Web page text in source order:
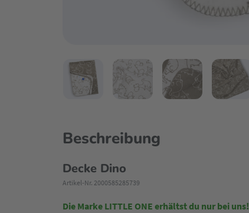
Beschreibung
Decke Dino
Artikel-Nr. 2000585285739
Die Marke LITTLE ONE erhältst du nur bei uns!